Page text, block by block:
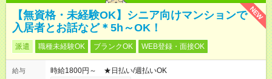
NEW
【無資格・未経験OK】シニア向けマンションで
入居者とお話など＊5h～OK！
派遣 職種未経験OK ブランクOK WEB登録・面接OK
給与
時給1800円～ ★日払い/週払いOK